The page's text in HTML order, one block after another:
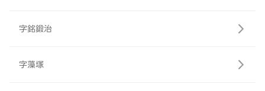
字銘鍛治
字藻塚